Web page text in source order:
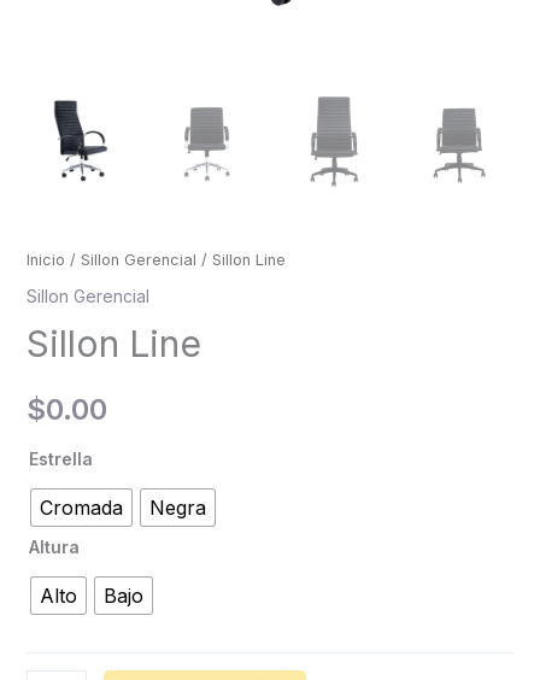
Inicio / Sillon Gerencial / Sillon Line
Sillon Gerencial
Sillon Line
$0.00
Estrella
Cromada Negra
Altura
Alto Bajo